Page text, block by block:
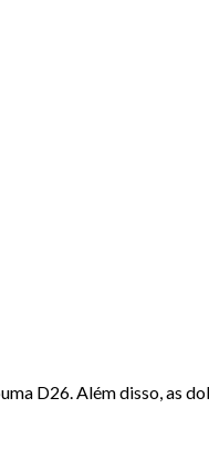
D26. Além disso, as